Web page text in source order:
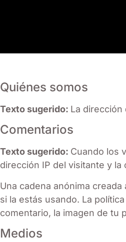
Quiénes somos
Texto sugerido: La
Comentarios
Texto sugerido: Cuando los
dirección IP del visitante y
Una cadena anónima
si la estás usando. La
comentario, la imagen de tu
Medios